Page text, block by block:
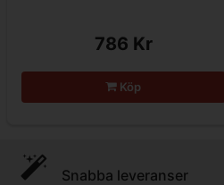
786 Kr
Köp
Snabba leveranser